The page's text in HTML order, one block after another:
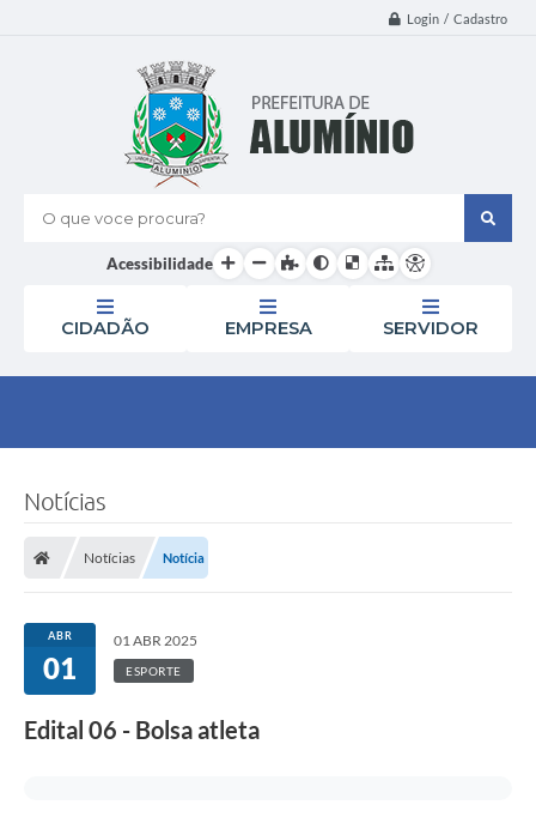
Login / Cadastro
O que voce procura?
Acessibilidade
CIDADÃO EMPRESA SERVIDOR
Notícias
Notícias Notícia
ABR
01
01 ABR 2025
ESPORTE
Edital 06 - Bolsa atleta